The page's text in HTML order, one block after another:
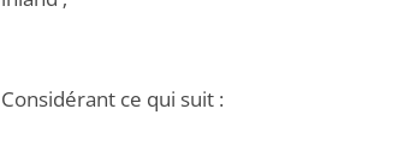
Considérant ce qui suit :